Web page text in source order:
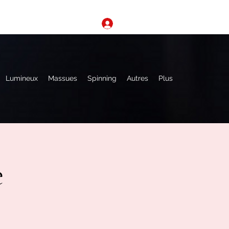
Lumineux Massues Spinning Autres Plus